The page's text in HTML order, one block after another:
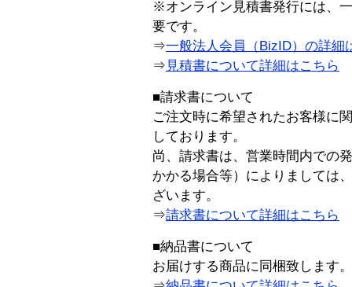
※オンライン見積書発行には、
要です。
⇒一般法人会員（BizID）の詳細
⇒ 見積書について詳細はこちら
■請求書について
ご注文時に希望されたお客様に
しております。
尚、請求書は、営業時間内での
かかる場合等）によりましては
ざいます。
⇒請求書について詳細はこちら
■納品書について
お届けする商品に同梱致します。